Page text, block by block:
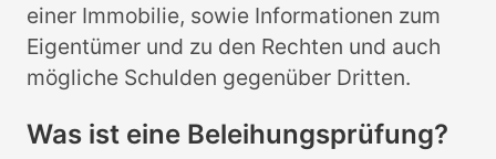
einer Immobilie, sowie Informationen zum
Eigentümer und zu den Rechten und auch
mögliche Schulden gegenüber Dritten.
Was ist eine Beleihungsprüfung?